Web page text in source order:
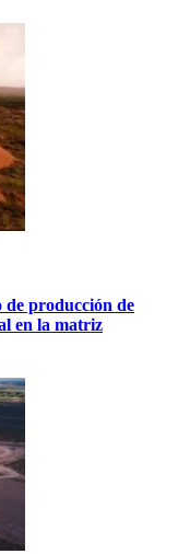
producción de
en la matriz